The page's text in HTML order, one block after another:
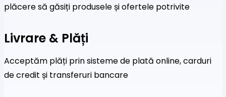
plăcere să găsiți produsele și ofertele potrivite
Livrare & Plăți
Acceptăm plăți prin sisteme de plată online, carduri
de credit și transferuri bancare